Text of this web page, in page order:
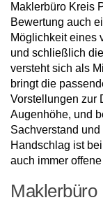
Maklerbüro Kreis
Bewertung auch
Möglichkeit eines
und schließlich
versteht sich als
bringt die
Vorstellungen zur
Augenhöhe, und
Sachverstand und
Handschlag ist
auch immer
Maklerbüro